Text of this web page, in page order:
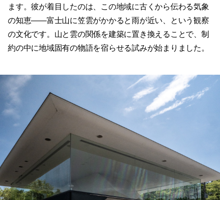
ます。彼が着目したのは、この地域に古くから伝わる気象
の知恵——富士山に笠雲がかかると雨が近い、という観察
の文化です。山と雲の関係を建築に置き換えることで、制
約の中に地域固有の物語を宿らせる試みが始まりました。